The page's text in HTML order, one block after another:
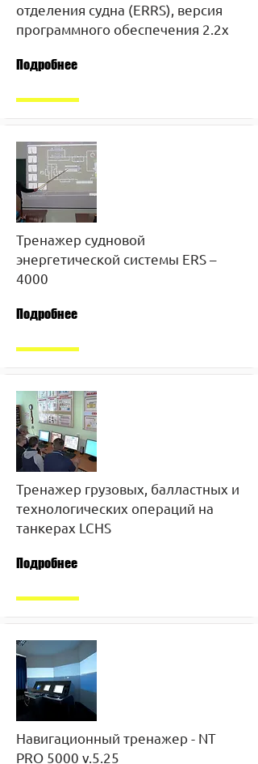
отделения судна (ERRS), версия
программного обеспечения 2.2х
Подробнее
Тренажер судновой
энергетической системы ERS –
4000
Подробнее
Тренажер грузовых, балластных и
технологических операций на
танкерах LCHS
Подробнее
Навигационный тренажер - NT
PRO 5000 v.5.25